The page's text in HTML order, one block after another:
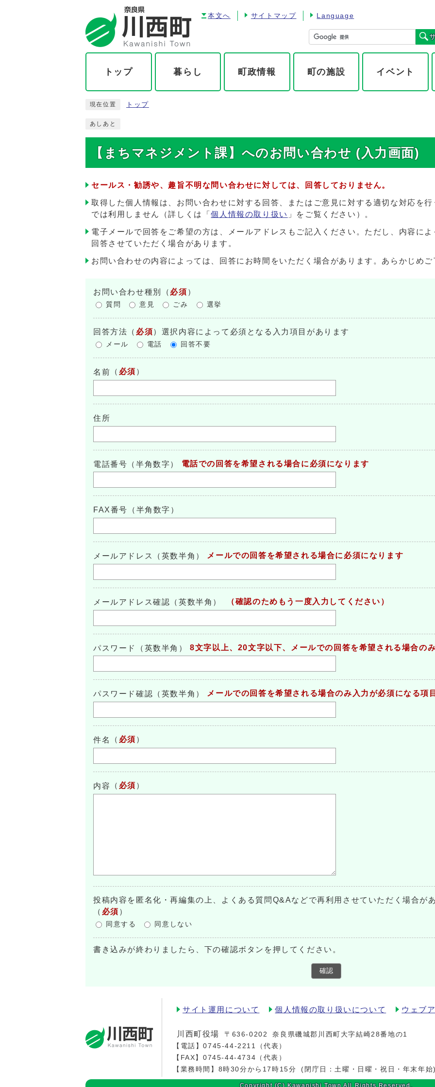
本文へ サイトマップ Language
トップ 暮らし 町政情報 町の施設 イベント
現在位置 トップ
あしあと
【まちマネジメント課】へのお問い合わせ (入力画面)
セールス・勧誘や、趣旨不明な問い合わせに対しては、回答しておりません。
取得した個人情報は、お問い合わせに対する回答、またはご意見に対する適切な対応を
では利用しません（詳しくは「個人情報の取り扱い 」をご覧ください）。
電子メールで回答をご希望の方は、メールアドレスもご記入ください。ただし、内容に
回答させていただく場合があります。
お問い合わせの内容によっては、回答にお時間をいただく場合があります。あらかじめ
お問い合わせ種別 （ 必須 ）
質問 意見 ごみ 選挙
回答方法 （ 必須）選択内容によって必須となる入力項目があります
メール 電話 回答不要
名前 （ 必須 ）
住所
電話番号（半角数字） 電話での回答を希望される場合に必須になります
FAX番号（半角数字）
メールアドレス（英数半角） メールでの回答を希望される場合に必須になります
メールアドレス確認（英数半角） （確認のためもう一度入力してください）
パスワード（英数半角） 8文字以上、20文字以下、メールでの回答を希望される場合の
パスワード確認（英数半角） メールでの回答を希望される場合のみ入力が必須になる項
件名 （ 必須 ）
内容 （ 必須 ）
投稿内容を匿名化・再編集の上、よくある質問Q&Aなどで再利用させていただく場合が
（ 必須 ）
同意する 同意しない
書き込みが終わりましたら、下の確認ボタンを押してください。
確認
サイト運用について 個人情報の取り扱いについて ウェブ
川西町役場 〒636-0202
奈良県磯城郡川西町大字結崎28番地の1
【電話】0745-44-2211
（代表）
【FAX】0745-44-4734（代表）
【業務時間】8時30分から17時15分
(閉庁日：土曜・日曜・祝日・年末年始
Copyright (C) Kawanishi Town All Rights Reserved.